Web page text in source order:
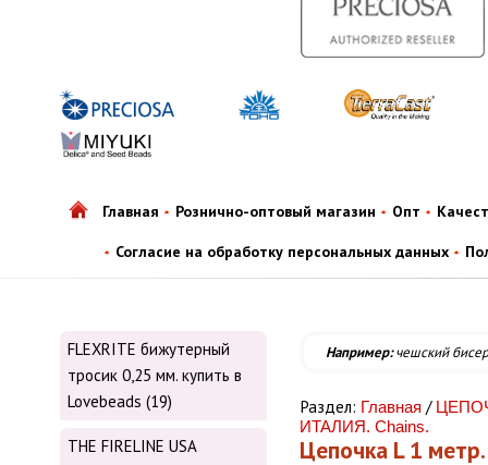
Главная Рознично-оптовый магазин Опт
Согласие на обработку персональных данных
FLEXRITE бижутерный
тросик 0,25 мм. купить в
Lovebeads (19)
THE FIRELINE USA
Например:чешский бисер
Раздел: Главная /
ИТАЛИЯ. Chains.
Цепочка L 1